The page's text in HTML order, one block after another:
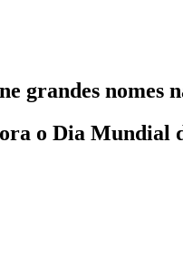
grandes nomes
o Dia Mundial